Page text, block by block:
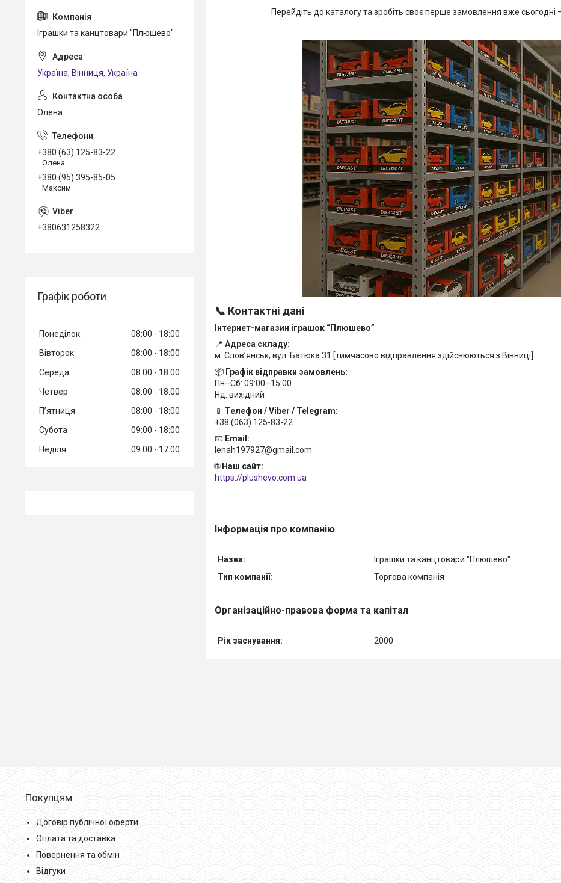
Перейдіть до каталогу та зробіть своє перше замовлення вже сьогодні
📞 Контактні дані
Інтернет-магазин іграшок “Плюшево”
📍 Адреса складу:
м. Слов’янськ, вул. Батюка 31 [тимчасово відправлення здійснюються з Вінниці]
📦 Графік відправки замовлень:
Пн–Сб: 09:00–15:00
Нд: вихідний
📱 Телефон / Viber / Telegram:
+38 (063) 125-83-22
📧 Email:
lenah197927@gmail.com
🌐 Наш сайт:
https://plushevo.com.ua
Інформація про компанію
Назва:
Іграшки та канцтовари "Плюшево"
Тип компанії:
Торгова компанія
Організаційно-правова форма та капітал
Рік заснування: 2000
Іграшки та канцтовари "Плюшево"
Україна, Вінниця, Україна
Олена
+380 (63) 125-83-22
Олена
+380 (95) 395-85-05
Максим
+380631258322
Графік роботи
Понеділок 08:00
18:00
Вівторок
08:00
18:00
Середа
08:00
18:00
Четвер
08:00
18:00
Пʼятниця
08:00
18:00
Субота
09:00
18:00
Неділя
09:00 17:00
Покупцям
Договір публічної оферти
Оплата та доставка
Повернення та обмін
Відгуки